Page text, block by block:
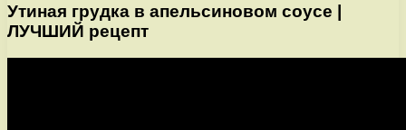
Утиная грудка в апельсиновом соусе |
ЛУЧШИЙ рецепт